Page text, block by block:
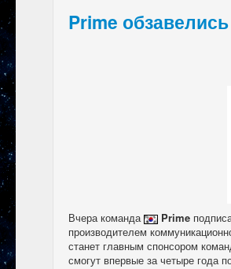
Prime
Вчера команда Prime
производителем
станет главным спонсором
смогут впервые за четыре года